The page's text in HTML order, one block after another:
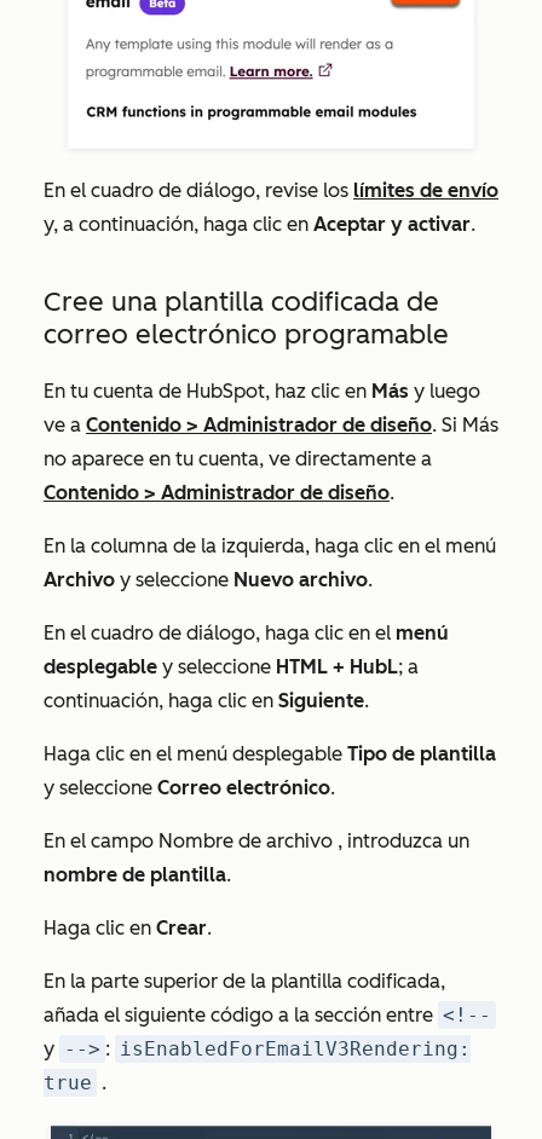
En el cuadro de diálogo, revise los límites de envío
y, a continuación, haga clic en Aceptar y activar.
Cree una plantilla codificada de
correo electrónico programable
En tu cuenta de HubSpot, haz clic en Más y luego
ve a Contenido > Administrador de diseño. Si Más
no aparece en tu cuenta, ve directamente a
Contenido > Administrador de diseño.
En la columna de la izquierda, haga clic en el menú
Archivo y seleccione Nuevo archivo.
En el cuadro de diálogo, haga clic en el menú
desplegable y seleccione HTML + HubL; a
continuación, haga clic en Siguiente.
Haga clic en el menú desplegable Tipo de plantilla
y seleccione Correo electrónico.
En el campo Nombre de archivo , introduzca un
nombre de plantilla.
Haga clic en Crear.
En la parte superior de la plantilla codificada,
añada el siguiente código a la sección entre <!--
y --> : isEnabledForEmailV3Rendering:
true .